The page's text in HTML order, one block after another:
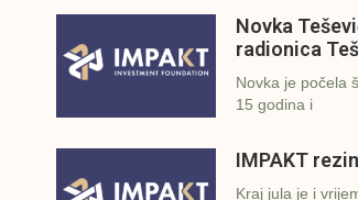
Novka
radionica
Novka je počela
15 godina i
IMPAKT
Kraj jula je i